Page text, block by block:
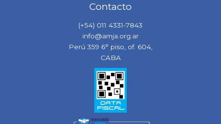
Contacto
(+54) 011 4331-7843
info@amja.org.ar
Perú 359 6° piso, of. 604,
CABA